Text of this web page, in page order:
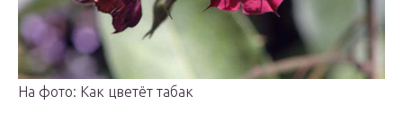
На фото: Как цветёт табак